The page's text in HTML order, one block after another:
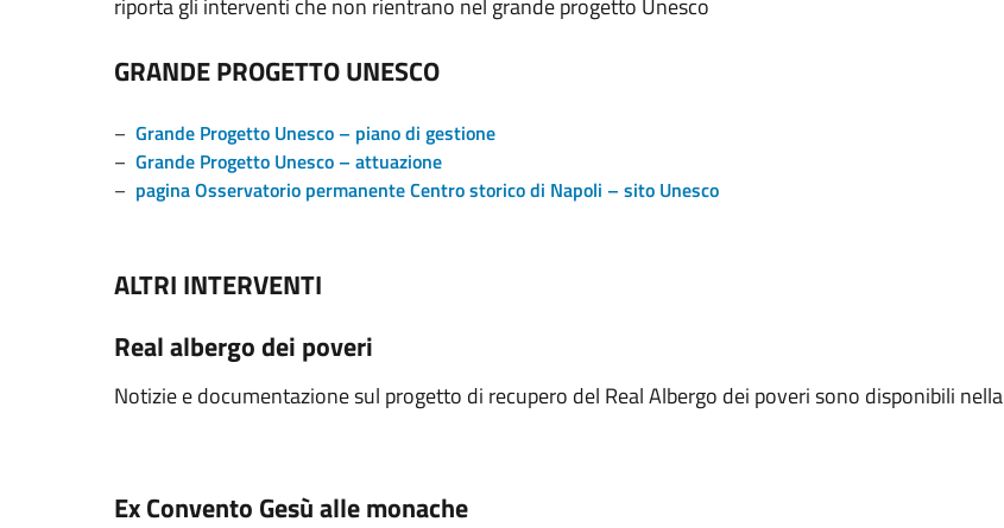
riporta gli interventi che non rientrano nel grande progetto Unesco
GRANDE PROGETTO UNESCO
– Grande Progetto Unesco – piano di gestione
– Grande Progetto Unesco – attuazione
– pagina Osservatorio permanente Centro storico di Napoli – sito Unesco
ALTRI INTERVENTI
Real albergo dei poveri
Notizie e documentazione sul progetto di recupero del Real Albergo dei poveri sono disponibili nella
Ex Convento Gesù alle monache